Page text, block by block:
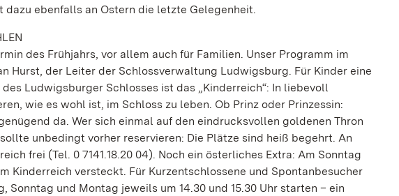
dazu ebenfalls an Ostern die letzte Gelegenheit.
des Frühjahrs, vor allem auch für Familien. Unser Programm im
Hurst, der Leiter der Schlossverwaltung Ludwigsburg. Für Kinder eine
Ludwigsburger Schlosses ist das „Kinderreich“: In liebevoll
wie es wohl ist, im Schloss zu leben. Ob Prinz oder Prinzessin:
da. Wer sich einmal auf den eindrucksvollen goldenen Thron
unbedingt vorher reservieren: Die Plätze sind heiß begehrt. An
frei (Tel. 0 7141.18.20 04). Noch ein österliches Extra: Am Sonntag
Kinderreich versteckt. Für Kurzentschlossene und Spontanbesucher
und Montag jeweils um 14.30 und 15.30 Uhr starten – ein